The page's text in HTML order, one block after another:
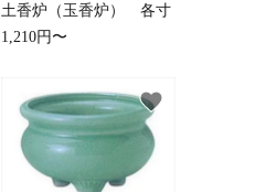
土香炉（玉香炉） 各寸
1,210円〜
favorite